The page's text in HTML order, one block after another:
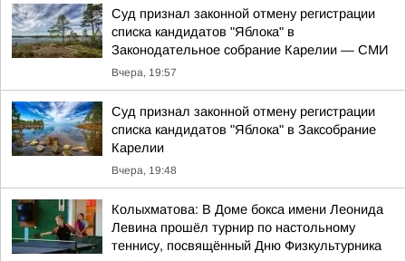
Суд признал законной отмену регистрации
списка кандидатов "Яблока" в
Законодательное собрание Карелии — СМИ
Вчера, 19:57
Суд признал законной отмену регистрации
списка кандидатов "Яблока" в Заксобрание
Карелии
Вчера, 19:48
Колыхматова: В Доме бокса имени Леонида
Левина прошёл турнир по настольному
теннису, посвящённый Дню Физкультурника